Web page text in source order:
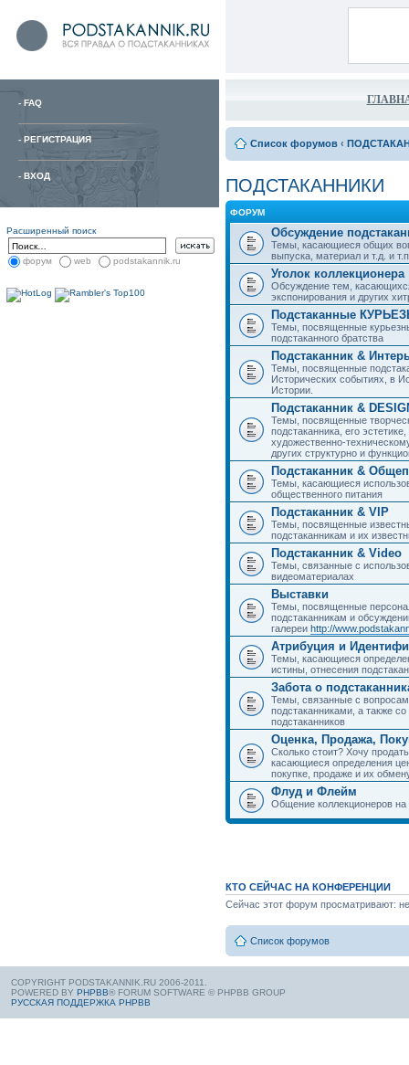
- FAQ
- РЕГИСТРАЦИЯ
- ВХОД
Расширенный поиск
форум web podstakannik.ru
Список форумов ‹
ПОДСТАКАННИКИ
ФОРУМ
Обсуждение
Темы, касающиеся общих
выпуска, материал и т.д. и
Уголок коллекционера
Обсуждение тем,
экспонирования и других
Подстаканные
Темы, посвященные
подстаканного братства
Подстаканник &
Темы, посвященные
Исторических событиях, в
Истории.
Подстаканник &
Темы, посвященные
подстаканника, его
художественно-
других структурно и
Подстаканник &
Темы, касающиеся
общественного питания
Подстаканник & VIP
Темы, посвященные
подстаканникам и их
Подстаканник & Video
Темы, связанные с
видеоматериалах
Выставки
Темы, посвященные
подстаканникам и
галереи http://
Атрибуция и
Темы, касающиеся
истины, отнесения
Забота о
Темы, связанные с
подстаканниками, а также
подстаканников
Оценка, Продажа,
Сколько стоит? Хочу
касающиеся определения
покупке, продаже и их
Флуд и Флейм
Общение коллекционеров
КТО СЕЙЧАС НА КОНФЕРЕНЦИИ
Сейчас этот форум просматривают:
Список форумов
COPYRIGHT PODSTAKANNIK.RU 2006-2011.
POWERED BY PHPBB® FORUM SOFTWARE © PHPBB GROUP
РУССКАЯ ПОДДЕРЖКА PHPBB